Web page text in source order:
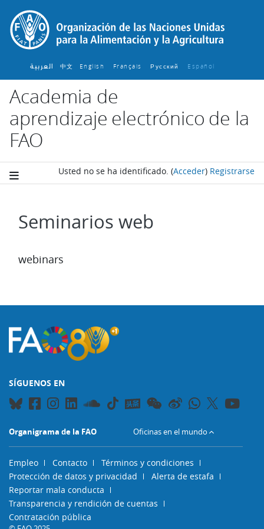
Salta al contenido principal
العربية 中文 English ‎ Français ‎ Русский ‎ Español ‎
Academia de
aprendizaje electrónico de la
FAO
Usted no se ha identificado. (Acceder) Registrarse
Seminarios web
webinars
SÍGUENOS EN
Organigrama de la FAO Oficinas en el mundo
Empleo Contacto
Términos y condiciones
Protección de datos y privacidad
Alerta de estafa
Reportar mala conducta
Transparencia y rendición de cuentas
Contratación pública